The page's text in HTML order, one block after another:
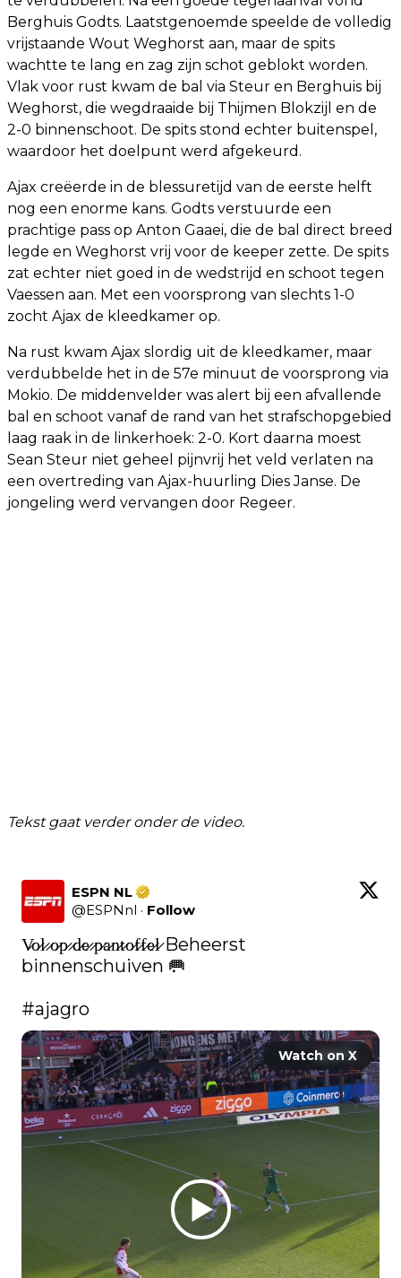
Berghuis Godts. Laatstgenoemde speelde de volledig
vrijstaande Wout Weghorst aan, maar de spits
wachtte te lang en zag zijn schot geblokt worden.
Vlak voor rust kwam de bal via Steur en Berghuis bij
Weghorst, die wegdraaide bij Thijmen Blokzijl en de
2-0 binnenschoot. De spits stond echter buitenspel,
waardoor het doelpunt werd afgekeurd.
Ajax creëerde in de blessuretijd van de eerste helft
nog een enorme kans. Godts verstuurde een
prachtige pass op Anton Gaaei, die de bal direct breed
legde en Weghorst vrij voor de keeper zette. De spits
zat echter niet goed in de wedstrijd en schoot tegen
Vaessen aan. Met een voorsprong van slechts 1-0
zocht Ajax de kleedkamer op.
Na rust kwam Ajax slordig uit de kleedkamer, maar
verdubbelde het in de 57e minuut de voorsprong via
Mokio. De middenvelder was alert bij een afvallende
bal en schoot vanaf de rand van het strafschopgebied
laag raak in de linkerhoek: 2-0. Kort daarna moest
Sean Steur niet geheel pijnvrij het veld verlaten na
een overtreding van Ajax-huurling Dies Janse. De
jongeling werd vervangen door Regeer.
Tekst gaat verder onder de video.
ESPN NL
@ESPNnl · Follow
V̷o̷l̷ ̷o̷p̷ ̷d̷e̷ ̷p̷a̷n̷t̷o̷f̷f̷e̷l̷ Beheerst
binnenschuiven 🥅
#ajagro
Watch on X